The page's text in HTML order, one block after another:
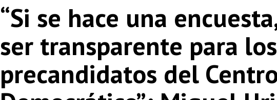
“Si se hace una
ser transparente para los
precandidatos del